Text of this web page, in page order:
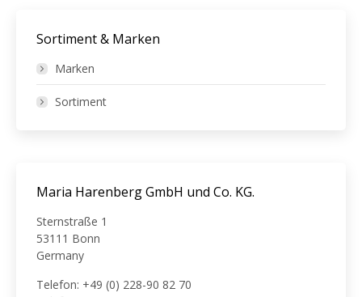
Sortiment & Marken
Marken
Sortiment
Maria Harenberg GmbH und Co. KG.
Sternstraße 1
53111 Bonn
Germany
Telefon: +49 (0) 228-90 82 70